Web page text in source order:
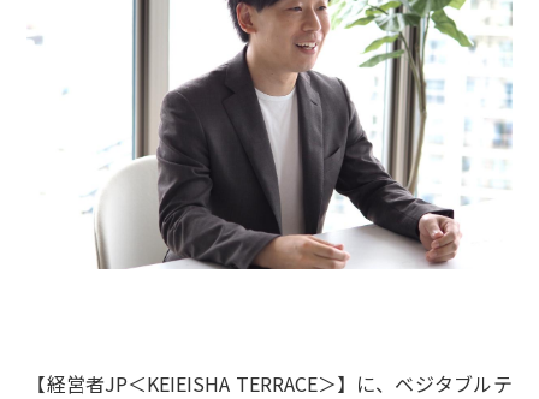
【経営者JP＜KEIEISHA TERRACE＞】に、ベジタブルテ